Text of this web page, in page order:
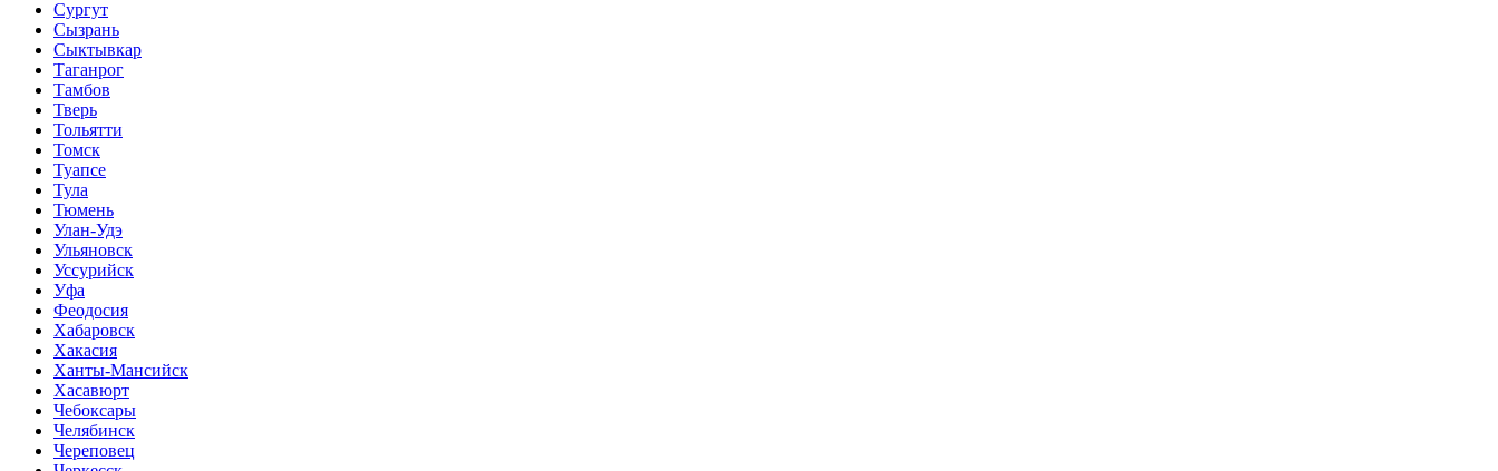
Сургут
Сызрань
Сыктывкар
Таганрог
Тамбов
Тверь
Тольятти
Томск
Туапсе
Тула
Тюмень
Улан-Удэ
Ульяновск
Уссурийск
Уфа
Феодосия
Хабаровск
Хакасия
Ханты-Мансийск
Хасавюрт
Чебоксары
Челябинск
Череповец